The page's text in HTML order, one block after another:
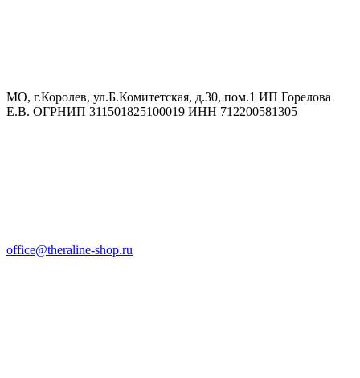
МО, г.Королев, ул.Б.Комитетская, д.30, пом.1 ИП Горелова
Е.В. ОГРНИП 311501825100019 ИНН 712200581305
office@theraline-shop.ru